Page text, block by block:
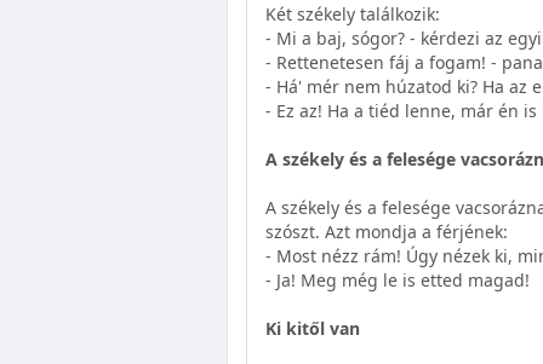
Két székely találkozik:
- Mi a baj, sógor? - kérdezi az
- Rettenetesen fáj a fogam! -
- Há' mér nem húzatod ki? Ha az
- Ez az! Ha a tiéd lenne, már én
A székely és a felesége
A székely és a felesége
szószt. Azt mondja a férjének:
- Most nézz rám! Úgy nézek ki,
- Ja! Meg még le is etted magad!
Ki kitől van